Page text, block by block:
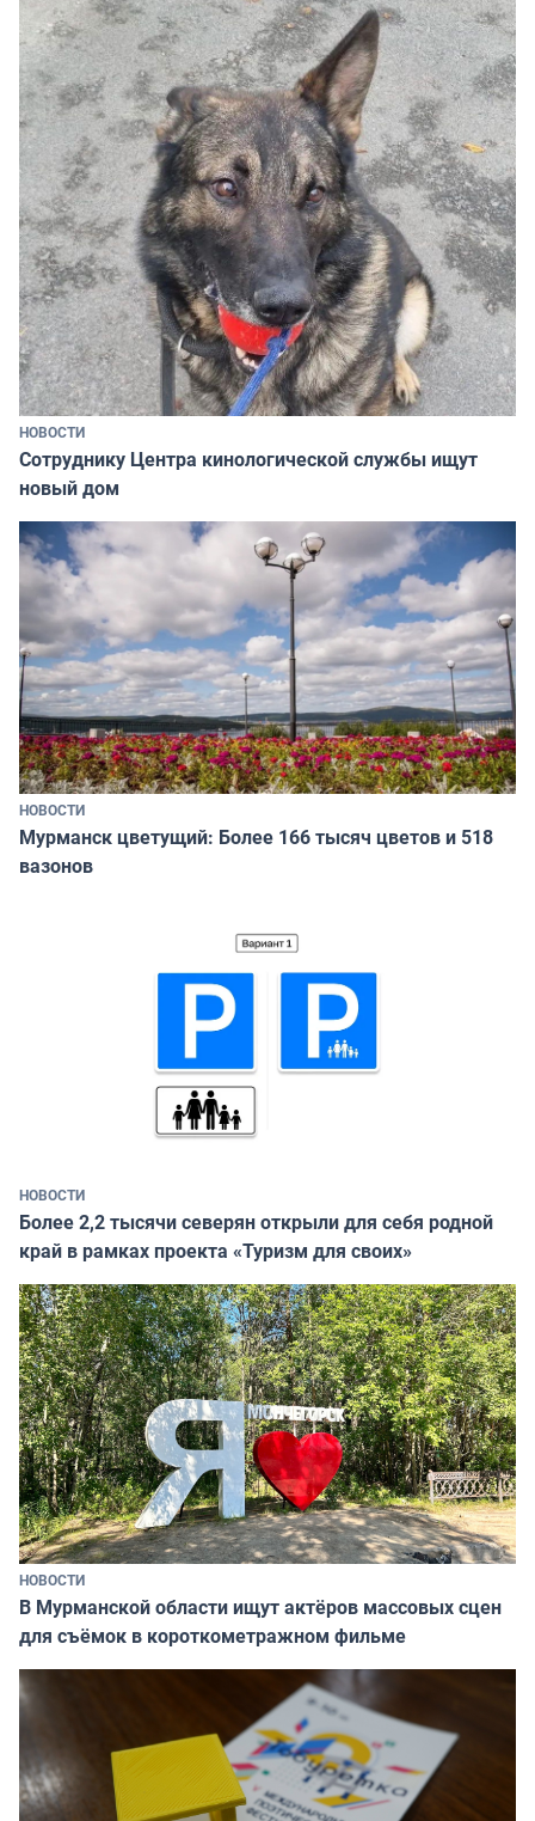
НОВОСТИ
Сотруднику Центра кинологической службы ищут
новый дом
НОВОСТИ
Мурманск цветущий: Более 166 тысяч цветов и 518
вазонов
НОВОСТИ
Более 2,2 тысячи северян открыли для себя родной
край в рамках проекта «Туризм для своих»
НОВОСТИ
В Мурманской области ищут актёров массовых сцен
для съёмок в короткометражном фильме